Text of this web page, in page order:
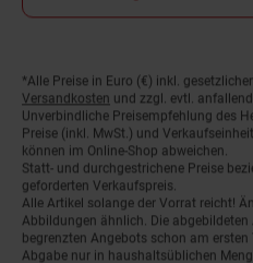
Fußnoten
*Alle Preise in Euro (€) inkl.
Versandkosten und zzgl. evtl.
Unverbindliche Preisempfehlung des
Preise (inkl. MwSt.) und
können im Online-Shop abweichen.
Statt- und durchgestrichene Preise
geforderten Verkaufspreis.
Alle Artikel solange der Vorrat reicht!
Abbildungen ähnlich. Die abgebildeten
begrenzten Angebots schon am ersten
Abgabe nur in haushaltsüblichen